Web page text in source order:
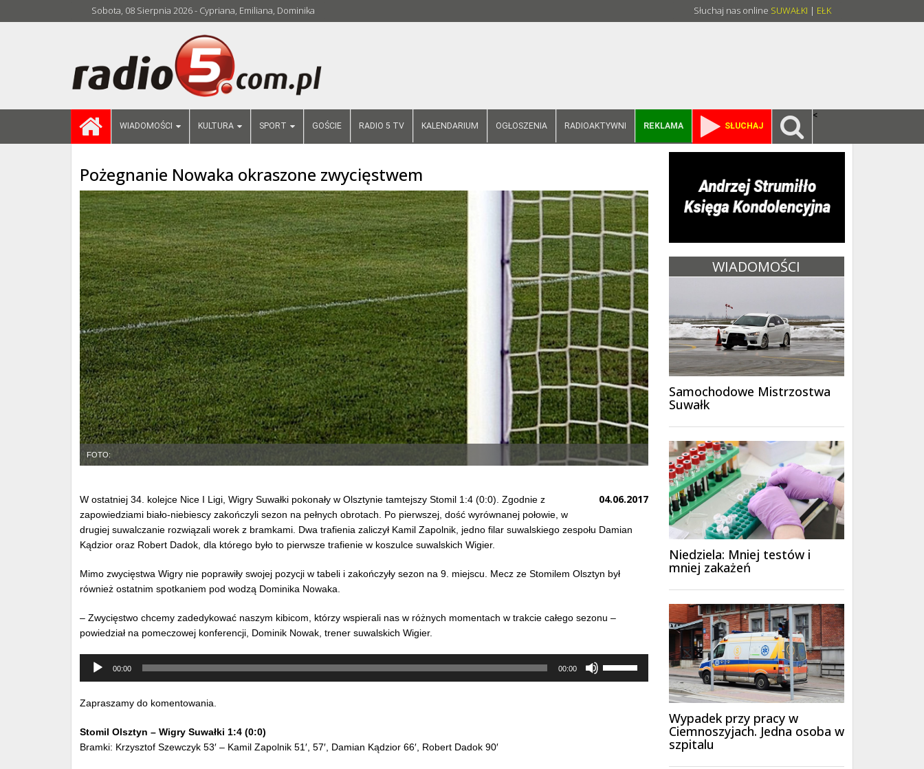
Sobota, 08 Sierpnia 2026 - Cypriana, Emiliana, Dominika Słuchaj nas online SUWAŁKI | EŁK
WIADOMOŚCI KULTURA SPORT GOŚCIE
<
RADIO 5 TV KALENDARIUM OGŁOSZENIA RADIOAKTYWNI REKLAMA SŁUCHAJ
Pożegnanie Nowaka okraszone zwycięstwem
FOTO:
04.06.2017
W ostatniej 34. kolejce Nice I Ligi, Wigry Suwałki pokonały w Olsztynie tamtejszy Stomil 1:4 (0:0). Zgodnie z
zapowiedziami biało-niebiescy zakończyli sezon na pełnych obrotach. Po pierwszej, dość wyrównanej połowie, w
drugiej suwalczanie rozwiązali worek z bramkami. Dwa trafienia zaliczył Kamil Zapolnik, jedno filar suwalskiego zespołu Damian
Kądzior oraz Robert Dadok, dla którego było to pierwsze trafienie w koszulce suwalskich Wigier.
Mimo zwycięstwa Wigry nie poprawiły swojej pozycji w tabeli i zakończyły sezon na 9. miejscu. Mecz ze Stomilem Olsztyn był
również ostatnim spotkaniem pod wodzą Dominika Nowaka.
– Zwycięstwo chcemy zadedykować naszym kibicom, którzy wspierali nas w różnych momentach w trakcie całego sezonu –
powiedział na pomeczowej konferencji, Dominik Nowak, trener suwalskich Wigier.
Odtwarzacz
muzyki
00:00 00:00
strzałek
Zapraszamy do komentowania.
Stomil Olsztyn – Wigry Suwałki 1:4 (0:0)
Bramki: Krzysztof Szewczyk 53′ – Kamil Zapolnik 51′, 57′, Damian Kądzior 66′, Robert Dadok 90′
WIADOMOŚCI
Samochodowe Mistrzostwa
Suwałk
Niedziela: Mniej testów i
mniej zakażeń
Wypadek przy pracy w
Ciemnoszyjach. Jedna osoba w
szpitalu